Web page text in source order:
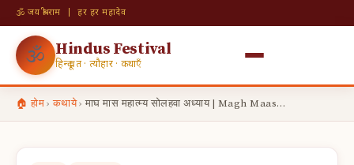
🕉 जय श्री राम | हर हर महादेव
🕉 Hindus Festival
हिन्दू व्रत · त्यौहार · कथाएँ
🏠 होम› कथाये› माघ मास महात्म्य सोलहवा अध्याय | Magh Maas…